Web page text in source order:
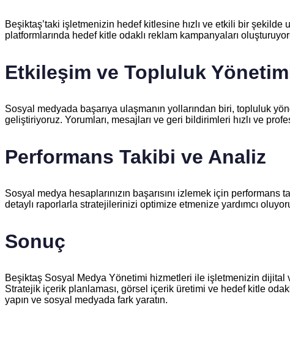
Beşiktaş’taki işletmenizin hedef kitlesine hızlı ve etkili bir
platformlarında hedef kitle odaklı reklam kampanyaları
Etkileşim ve Topluluk
Sosyal medyada başarıya ulaşmanın yollarından biri, topluluk
geliştiriyoruz. Yorumları, mesajları ve geri bildirimleri hızlı ve
Performans Takibi ve Analiz
Sosyal medya hesaplarınızın başarısını izlemek için
detaylı raporlarla stratejilerinizi optimize etmenize yardımcı
Sonuç
Beşiktaş Sosyal Medya Yönetimi hizmetleri ile işletmenizin dijital
Stratejik içerik planlaması, görsel içerik üretimi ve hedef kitle
yapın ve sosyal medyada fark yaratın.